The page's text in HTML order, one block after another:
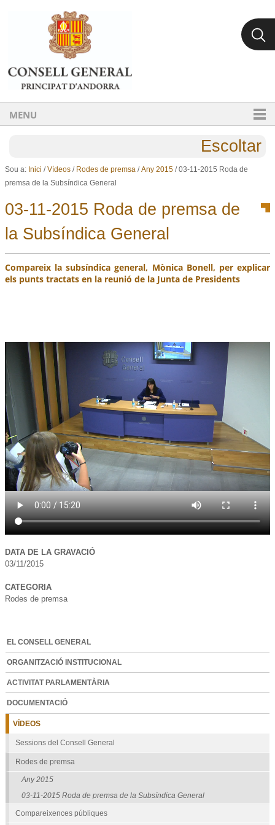
Ves al contingut.
Salta a la navegació
MENU
Escoltar
Sou a: Inici /Vídeos / Rodes de premsa /Any 2015 /03-11-2015 Roda de
premsa de la Subsíndica General
03-11-2015 Roda de premsa de
la Subsíndica General
Compareix la subsíndica general, Mònica Bonell, per explicar
els punts tractats en la reunió de la Junta de Presidents
DATA DE LA GRAVACIÓ
03/11/2015
CATEGORIA
Rodes de premsa
EL CONSELL GENERAL
ORGANITZACIÓ INSTITUCIONAL
ACTIVITAT PARLAMENTÀRIA
DOCUMENTACIÓ
VÍDEOS
Sessions del Consell General
Rodes de premsa
Any 2015
03-11-2015 Roda de premsa de la Subsíndica General
Compareixences públiques